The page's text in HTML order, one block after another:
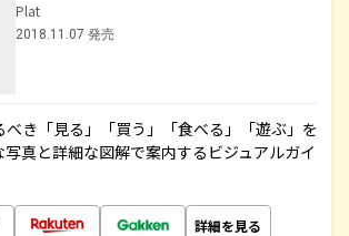
Plat
2018.11.07 発売
き「見る」「買う」「食べる」「遊ぶ」を
真と詳細な図解で案内するビジュアルガイ
詳細を見る